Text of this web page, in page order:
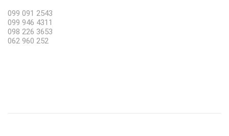
099 091 2543
099 946 4311
098 226 3653
062 960 252